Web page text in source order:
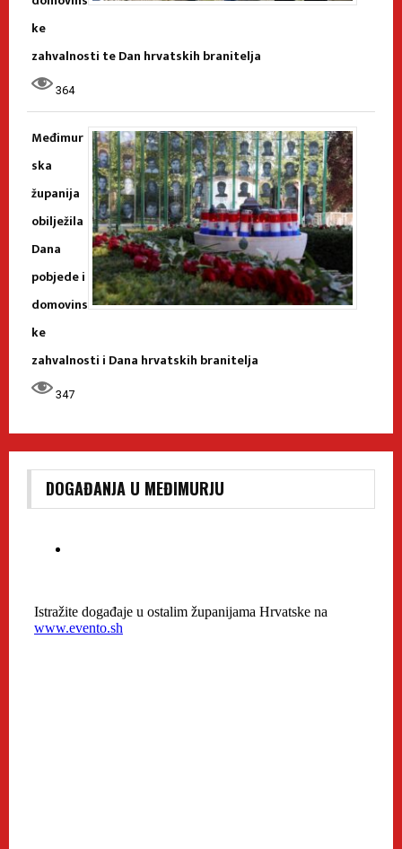
ke
zahvalnosti te Dan hrvatskih branitelja
364
Međimur
ska
županija
obilježila
Dana
pobjede i
domovins
ke
zahvalnosti i Dana hrvatskih branitelja
347
DOGAĐANJA U MEĐIMURJU